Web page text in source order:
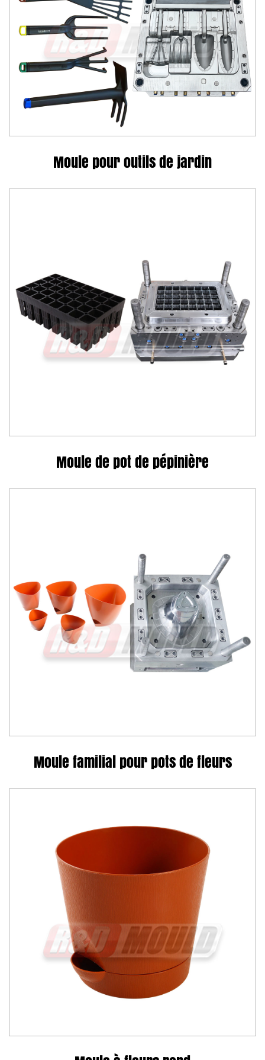
Moule pour outils de jardin
Moule de pot de pépinière
Moule familial pour pots de fleurs